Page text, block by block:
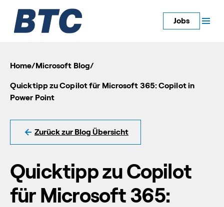
Jobs
Home/ Microsoft Blog/
Quicktipp zu Copilot für Microsoft 365: Copilot in
Power Point
Zurück zur Blog Übersicht
Quicktipp zu Copilot
für Microsoft 365: